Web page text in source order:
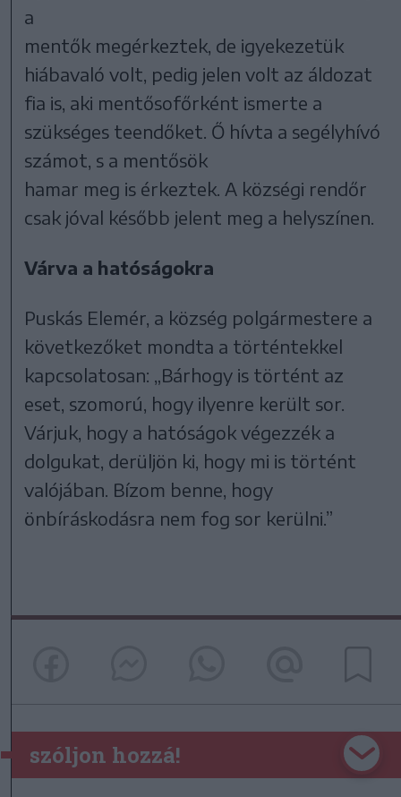
a
mentők megérkeztek, de igyekezetük
hiábavaló volt, pedig jelen volt az áldozat
fia is, aki mentősofőrként ismerte a
szükséges teendőket. Ő hívta a segélyhívó
számot, s a mentősök
hamar meg is érkeztek. A községi rendőr
csak jóval később jelent meg a helyszínen.
Várva a hatóságokra
Puskás Elemér, a község polgármestere a
következőket mondta a történtekkel
kapcsolatosan: „Bárhogy is történt az
eset, szomorú, hogy ilyenre került sor.
Várjuk, hogy a hatóságok végezzék a
dolgukat, derüljön ki, hogy mi is történt
valójában. Bízom benne, hogy
önbíráskodásra nem fog sor kerülni.”
szóljon hozzá!